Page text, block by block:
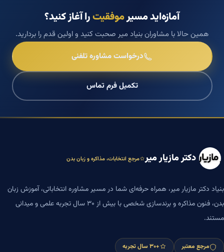
آمازه‌اید مسیرموفقیترا آغاز کنید؟
همین حالا با مشاوران بنیاد میر صحبت کنید و اولین قدم را بردارید.
درخواست مشاوره تلفنی
تکمیل فرم تماس
دکتر مازیار میر مرجع انتخابات، مذاکره و زبان بدن
بنیاد دکتر مازیار میر، همراه حرفه‌ای شما در مسیر مشاوره انتخاباتی، آموزش زبان
بدن، فنون مذاکره و برندسازی شخصی با بیش از ۳۰ سال تجربه علمی و میدانی
مستند.
مرجع معتبر +۳۰ سال تجربه